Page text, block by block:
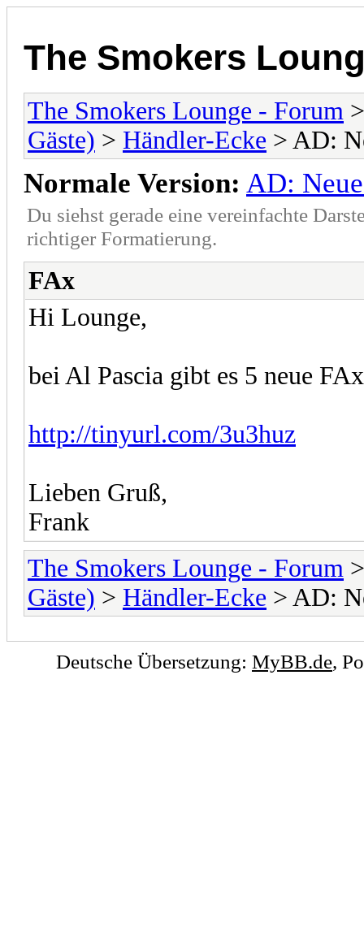
The Smokers
The Smokers Lounge - Forum
Gäste) > Händler-Ecke > AD:
Normale Version: AD:
Du siehst gerade eine vereinfachte
richtiger Formatierung.
FAx
Hi Lounge,
bei Al Pascia gibt es 5 neue
http://tinyurl.com/3u3huz
Lieben Gruß,
Frank
The Smokers Lounge - Forum
Gäste) > Händler-Ecke > AD:
Deutsche Übersetzung: MyBB.de,